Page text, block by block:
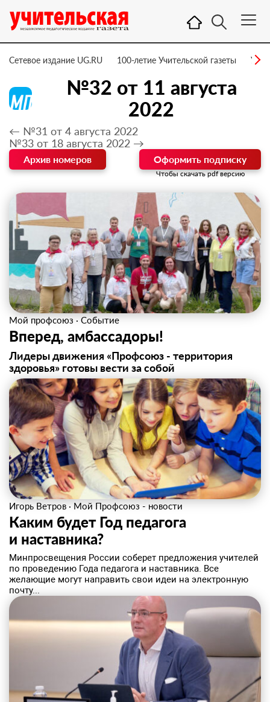
Сетевое издание UG.RU 100-летие Учительской газеты УГ –
№32 от 11 августа
2022
← №31 от 4 августа 2022
№33 от 18 августа 2022 →
Архив номеров Оформить подписку
Чтобы скачать pdf версию
Мой профсоюз · Событие
Вперед, амбассадоры!
Лидеры движения «Профсоюз - территория
здоровья» готовы вести за собой
Игорь Ветров · Мой Профсоюз - новости
Каким будет Год педагога
и наставника?
Минпросвещения России соберет предложения учителей
по проведению Года педагога и наставника. Все
желающие могут направить свои идеи на электронную
почту...